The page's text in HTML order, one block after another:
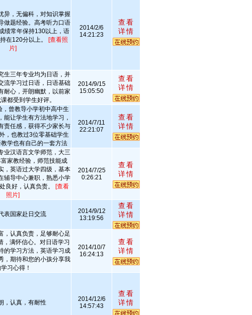
异，无偏科，对知识掌握
做题经验。高考听力口语
绩常年保持130以上，语
在120分以上。 [查看照
片]
2014/2/6
14:21:23
查看
详情
生三年专业均为日语，并
流学习过日语，日语基础
耐心，开朗幽默，以前家
都受到学生好评。
2014/9/15
15:05:50
查看
详情
，曾教导小学初中高中生
能让学生有方法地学习，
责任感，获得不少家长与
，也教过3位零基础学生
学也有自己的一套方法
2014/7/11
22:21:07
查看
详情
业汉语言文学师范，大三
家教经验，师范技能成
，英语过大学四级，基本
辅导中心兼职，熟悉小学
良好，认真负责。
[查看
照片]
2014/7/25
0:26:21
查看
详情
表国家赴日交流
2014/9/12
13:19:56
查看
详情
，认真负责，足够耐心足
，满怀信心。对日语学习
的学习方法，英语学习成
，期待和您的小孩分享我
习心得！
2014/10/7
16:24:13
查看
详情
，认真，有耐性
2014/12/6
14:57:43
查看
详情